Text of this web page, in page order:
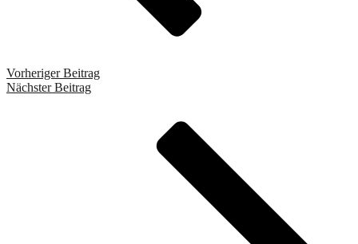
Vorheriger Beitrag
Nächster Beitrag